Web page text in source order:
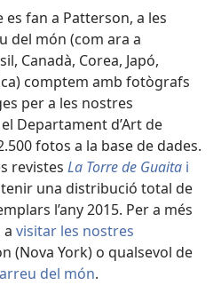
fan a Patterson, a les
del món (com ara a
Canadà, Corea, Japó,
comptem amb fotògrafs
per a les nostres
Departament d’Art de
fotos a la base de dades.
revistes La Torre de Guaita i
tenir una distribució total de
l’any 2015. Per a més
visitar les nostres
(Nova York) o qualsevol de
del món.